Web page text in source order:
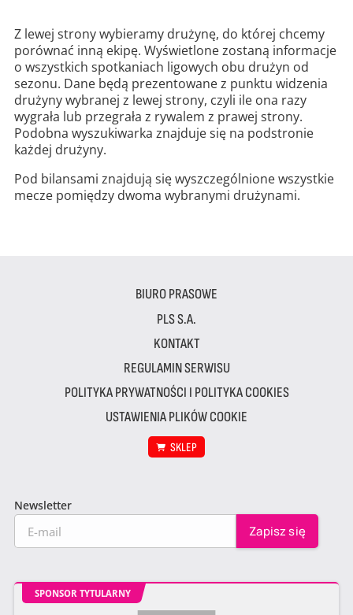
Z lewej strony wybieramy drużynę, do której chcemy
porównać inną ekipę. Wyświetlone zostaną informacje
o wszystkich spotkaniach ligowych obu drużyn od
sezonu. Dane będą prezentowane z punktu widzenia
drużyny wybranej z lewej strony, czyli ile ona razy
wygrała lub przegrała z rywalem z prawej strony.
Podobna wyszukiwarka znajduje się na podstronie
każdej drużyny.
Pod bilansami znajdują się wyszczególnione wszystkie
mecze pomiędzy dwoma wybranymi drużynami.
BIURO PRASOWE
PLS S.A.
KONTAKT
REGULAMIN SERWISU
POLITYKA PRYWATNOŚCI I POLITYKA COOKIES
USTAWIENIA PLIKÓW COOKIE
SKLEP
Newsletter
SPONSOR TYTULARNY